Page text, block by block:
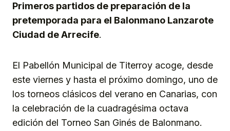
Primeros partidos de preparación de la
pretemporada para el Balonmano Lanzarote
Ciudad de Arrecife.
El Pabellón Municipal de Titerroy acoge, desde
este viernes y hasta el próximo domingo, uno de
los torneos clásicos del verano en Canarias, con
la celebración de la cuadragésima octava
edición del Torneo San Ginés de Balonmano.